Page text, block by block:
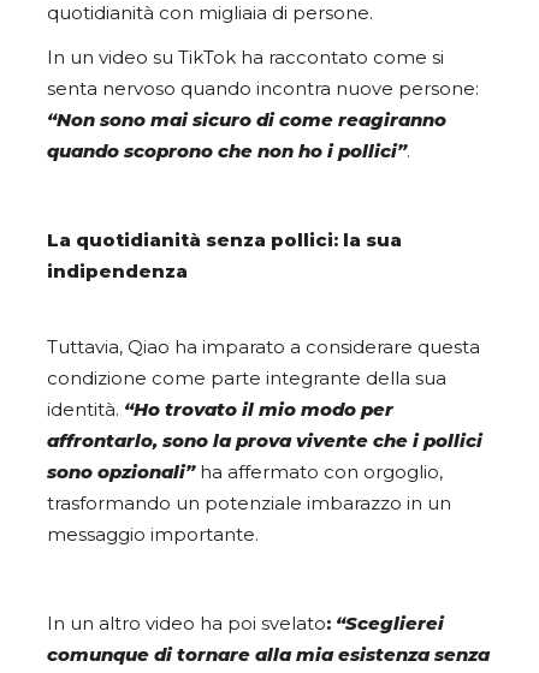
quotidianità con migliaia di persone.
In un video su TikTok ha raccontato come si
senta nervoso quando incontra nuove persone:
“Non sono mai sicuro di come reagiranno
quando scoprono che non ho i pollici”.
La quotidianità senza pollici: la sua
indipendenza
Tuttavia, Qiao ha imparato a considerare questa
condizione come parte integrante della sua
identità. “Ho trovato il mio modo per
affrontarlo, sono la prova vivente che i pollici
sono opzionali”ha affermato con orgoglio,
trasformando un potenziale imbarazzo in un
messaggio importante.
In un altro video ha poi svelato: “Sceglierei
comunque di tornare alla mia esistenza senza